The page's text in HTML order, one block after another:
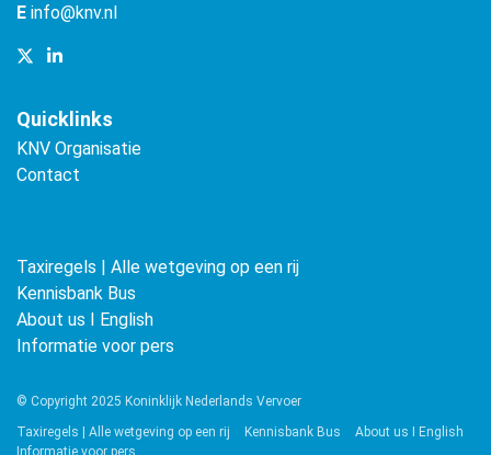
E info@knv.nl
Quicklinks
KNV Organisatie
Contact
Taxiregels | Alle wetgeving op een rij
Kennisbank Bus
About us ǀ English
Informatie voor pers
© Copyright 2025 Koninklijk Nederlands Vervoer
Taxiregels | Alle wetgeving op een rij
Kennisbank Bus
About us ǀ English
Informatie voor pers